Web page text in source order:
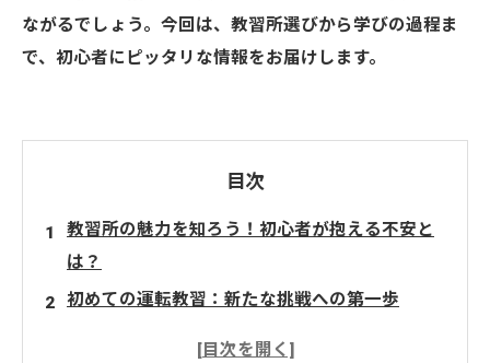
ながるでしょう。今回は、教習所選びから学びの過程ま
で、初心者にピッタリな情報をお届けします。
目次
教習所の魅力を知ろう！初心者が抱える不安と
は？
初めての運転教習：新たな挑戦への第一歩
専門の教官による安心の指導：運転技術を身に